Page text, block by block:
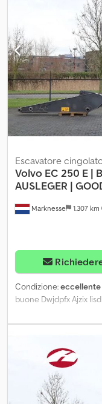
revisione da 31.000,00
NOI LA CONDIZIONE E
FONDAMENTALI, IL
domande è disponibile
PERMUTA O
FINANZIAMENTO
garanzia. Altri annunci
descrizione e i dati
sono vincolanti. Il
al momento
intermedia! Dwedpfjvic
Marknesse 1.307 km
Escavatore
Volvo EC 250 E |
AUSLEGER |
Condizione:eccellente
buone Dwjdpfx Ajzix